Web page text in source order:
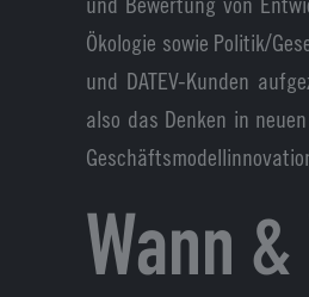
Ökologie sowie Politik/
und DATEV-Kunden
also das Denken in
Wann &